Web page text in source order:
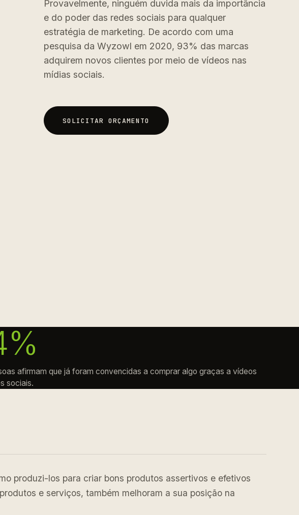
Provavelmente, ninguém duvida mais da importância
e do poder das redes sociais para qualquer
estratégia de marketing. De acordo com uma
pesquisa da Wyzowl em 2020, 93% das marcas
adquirem novos clientes por meio de vídeos nas
mídias sociais.
SOLICITAR ORÇAMENTO
afirmam que já foram convencidas a comprar algo graças a vídeos
sociais.
produzi-los para criar bons produtos assertivos e efetivos
e serviços, também melhoram a sua posição na